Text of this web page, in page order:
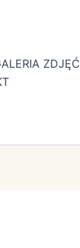
ZDJĘĆ